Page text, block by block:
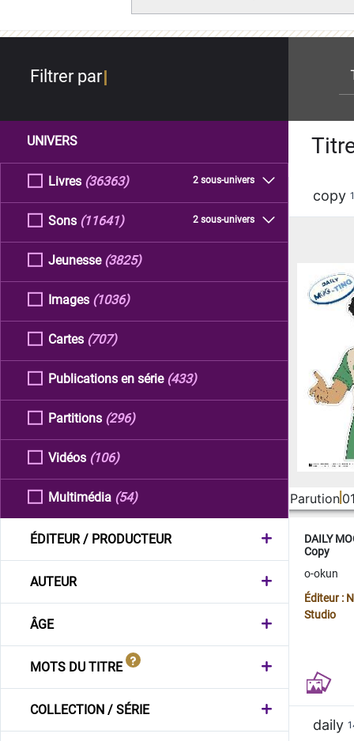
Filtrer par
UNIVERS
Livres 2 sous-univers
(36363)
Sons 2 sous-univers
(11641)
Jeunesse (3825)
Images (1036)
Cartes (707)
Publications en série (433)
Partitions (296)
Vidéos (106)
Multimédia (54)
ÉDITEUR / PRODUCTEUR
AUTEUR
ÂGE
MOTS DU TITRE
COLLECTION / SÉRIE
copy
Parution
DAILY
Copy
o-okun
Éditeur :
Studio
daily